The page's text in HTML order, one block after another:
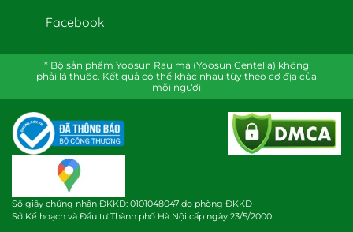
Facebook
* Bộ sản phẩm Yoosun Rau má (Yoosun Centella) không
phải là thuốc. Kết quả có thể khác nhau tùy theo cơ địa của
mỗi người
Số giấy chứng nhận ĐKKD: 0101048047 do phòng ĐKKD
Sở Kế hoạch và Đầu tư Thành phố Hà Nội cấp ngày 23/5/2000